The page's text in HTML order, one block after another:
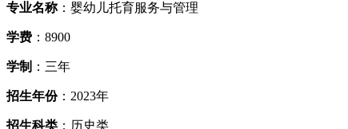
专业名称：婴幼儿托育服务与管理
学费 ：8900
学制 ：三年
招生年份：2023年
招生科类 ：历史类